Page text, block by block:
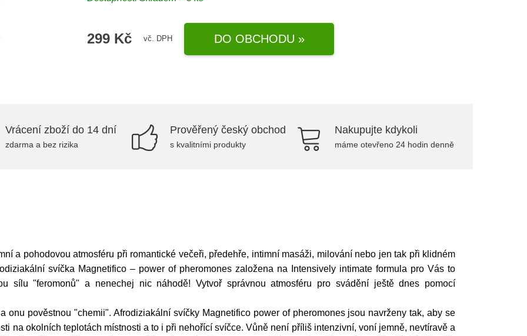
299 Kč vč. DPH DO OBCHODU »
Vrácení zboží do 14 dní
zdarma a bez rizika
Prověřený český obchod
s kvalitními produkty
Nakupujte kdykoli
máme otevřeno 24 hodin denně
a pohodovou atmosféru při romantické večeři, předehře, intimní masáži, milování nebo jen tak při klidném
svíčka Magnetifico – power of pheromones založena na Intensively intimate formula pro Vás to
sílu "feromonů" a nenechej nic náhodě! Vytvoř správnou atmosféru pro svádění ještě dnes pomocí
onu pověstnou "chemii". Afrodiziakální svíčky Magnetifico power of pheromones jsou navrženy tak, aby se
na okolních teplotách místnosti a to i při nehořící svíčce. Vůně není příliš intenzivní, voní jemně, nevtíravě a